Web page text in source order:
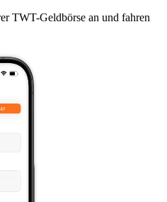
TWT-Geldbörse an und fahren